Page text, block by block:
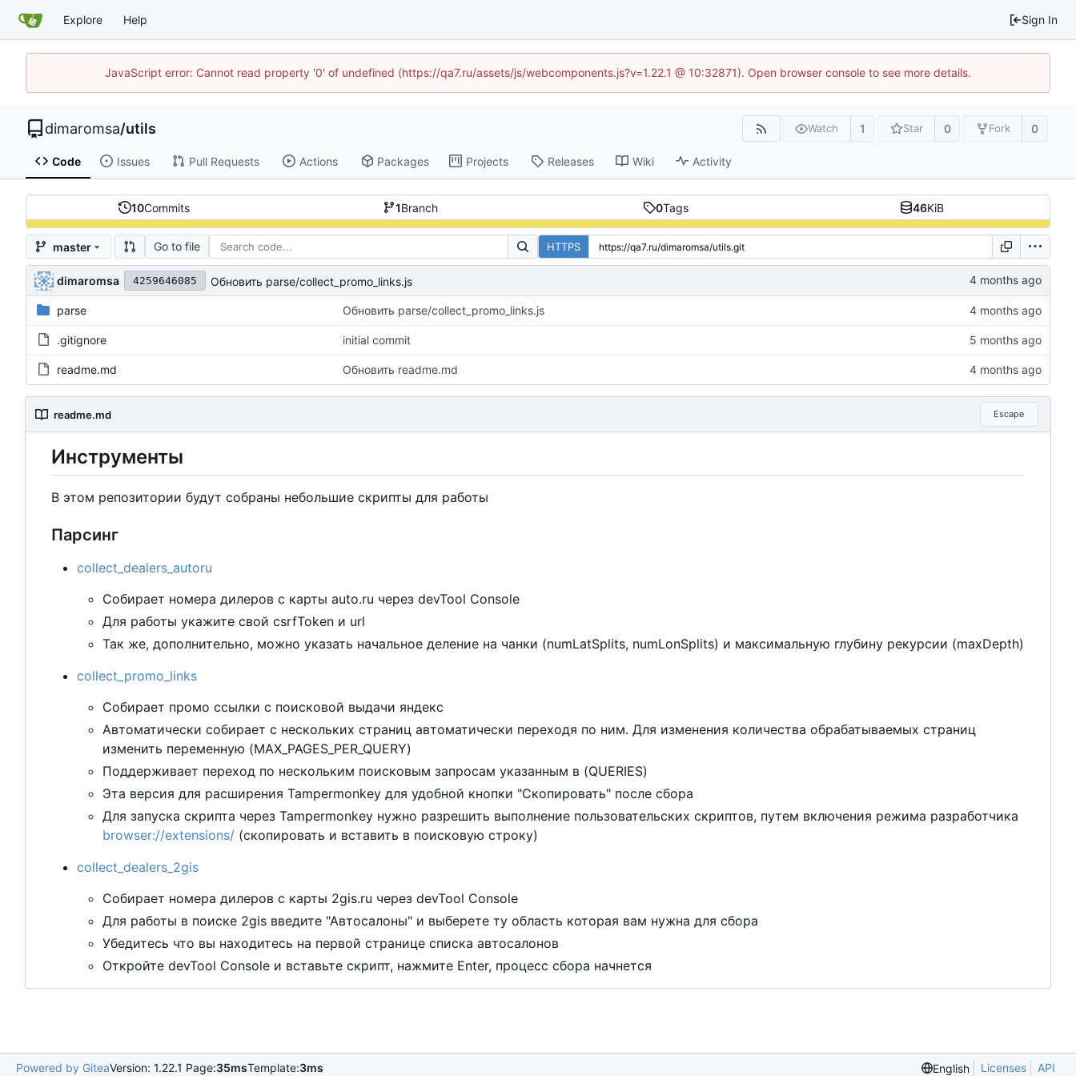
Explore Help Sign In
JavaScript error: Cannot read property '0' of undefined (https://qa7.ru/assets/js/webcomponents.js?v=1.22.1 @ 10:32871). Open browser console to see more details.
dimaromsa/utils Watch 1 Star 0 Fork 0
Code Issues Pull Requests Actions Packages Projects Releases Wiki Activity
10Commits 1Branch 0Tags 46KiB
master Go to file HTTPS
dimaromsa 4259646085 Обновить parse/collect_promo_links.js
parse Обновить parse/collect_promo_links.js
.gitignore initial commit
readme.md Обновить readme.md
readme.md Escape
Инструменты
В этом репозитории будут собраны небольшие скрипты для работы
Парсинг
collect_dealers_autoru
Собирает номера дилеров с карты auto.ru через devTool Console
Для работы укажите свой csrfToken и url
Так же, дополнительно, можно указать начальное деление на чанки (numLatSplits, numLonSplits) и максимальную глубину рекурсии (maxDepth)
collect_promo_links
Собирает промо ссылки с поисковой выдачи яндекс
Автоматически собирает с нескольких страниц автоматически переходя по ним. Для изменения количества обрабатываемых страниц
изменить переменную (MAX_PAGES_PER_QUERY)
Поддерживает переход по нескольким поисковым запросам указанным в (QUERIES)
Эта версия для расширения Tampermonkey для удобной кнопки "Скопировать" после сбора
Для запуска скрипта через Tampermonkey нужно разрешить выполнение пользовательских скриптов, путем включения режима разработчика
browser://extensions/ (скопировать и вставить в поисковую строку)
collect_dealers_2gis
Собирает номера дилеров с карты 2gis.ru через devTool Console
Для работы в поиске 2gis введите "Автосалоны" и выберете ту область которая вам нужна для сбора
Убедитесь что вы находитесь на первой странице списка автосалонов
Откройте devTool Console и вставьте скрипт, нажмите Enter, процесс сбора начнется
Powered by GiteaVersion: 1.22.1 Page:35msTemplate:3ms English Licenses API